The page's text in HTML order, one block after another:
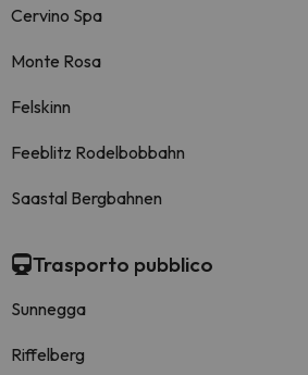
Cervino Spa
Monte Rosa
Felskinn
Feeblitz Rodelbobbahn
Saastal Bergbahnen
Trasporto pubblico
Sunnegga
Riffelberg